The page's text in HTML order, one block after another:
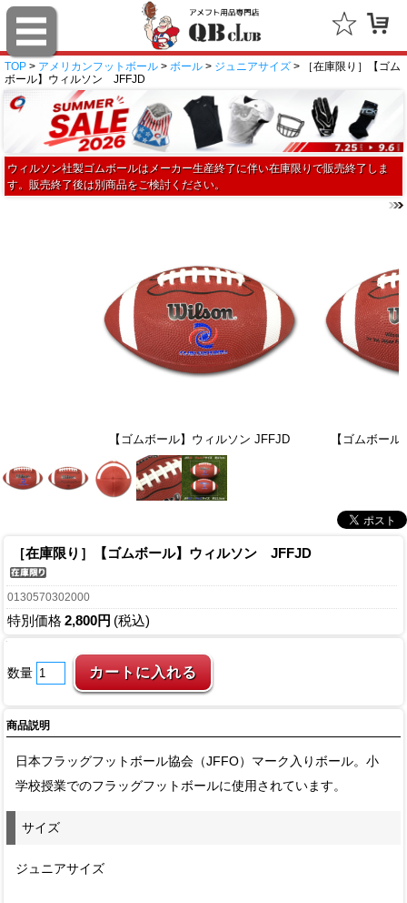
TOP > アメリカンフットボール > ボール > ジュニアサイズ > ［在庫限り］【ゴム
ボール】ウィルソン JFFJD
ウィルソン社製ゴムボールはメーカー生産終了に伴い在庫限りで販売終了しま
す。販売終了後は別商品をご検討ください。
【ゴムボール】ウィルソン JFFJD 【ゴムボー
［在庫限り］【ゴムボール】ウィルソン JFFJD
0130570302000
特別価格 2,800円 (税込)
数量
商品説明
日本フラッグフットボール協会（JFFO）マーク入りボール。小
学校授業でのフラッグフットボールに使用されています。
サイズ
ジュニアサイズ